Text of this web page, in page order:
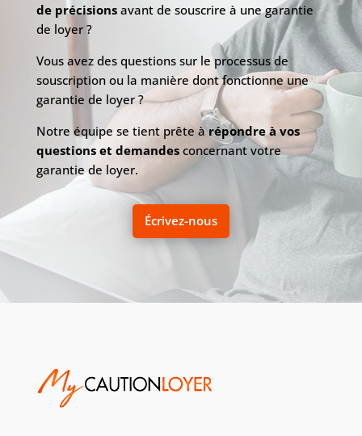
de précisionsavant de souscrire à une garantie
de loyer ?
Vous avez des questions sur le processus de
souscription ou la manière dont fonctionne une
garantie de loyer ?
Notre équipe se tient prête àrépondre à vos
questions et demandesconcernant votre
garantie de loyer.
Écrivez-nous